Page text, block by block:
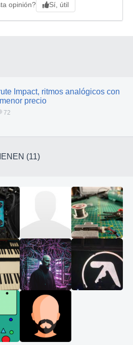
opinión? Sí, útil
Impact, ritmos analógicos con
precio
72
(11)